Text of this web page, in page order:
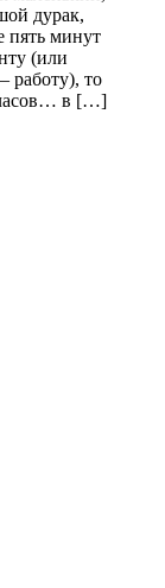
дурак,
пять минут
(или
работу), то
часов… в […]